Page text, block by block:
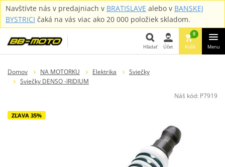
Navštívte nás v predajniach v BRATISLAVE alebo v BANSKEJ
BYSTRICI čaká na vás viac ako 20 000 položiek skladom.
Hľadať Účet
0
Košík Menu
Domov NA MOTORKU Elektrika
Sviečky
Sviečky DENSO -IRIDIUM
Náš kód: P7919
ZĽAVA 35%